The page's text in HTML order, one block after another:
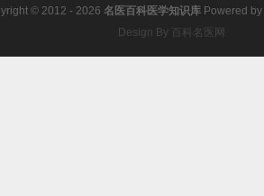
© 2012 - 2026 名医百科医学知识库 Powered by
Design By 百科名医网